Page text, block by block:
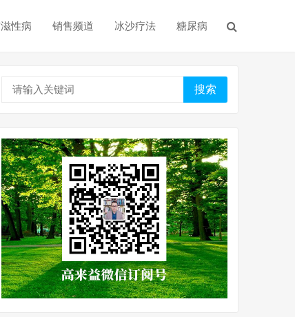
性病 销售频道 冰沙疗法 糖尿病
搜索